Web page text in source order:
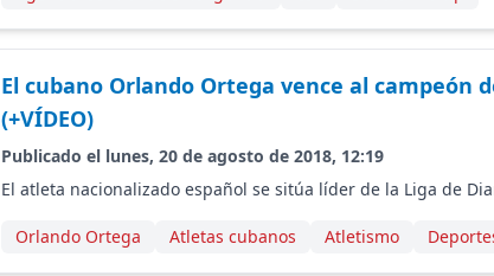
El cubano Orlando Ortega vence al campeón
(+VÍDEO)
Publicado el lunes, 20 de agosto de 2018, 12:19
El atleta nacionalizado español se sitúa líder de la Liga de
Orlando Ortega Atletas cubanos Atletismo